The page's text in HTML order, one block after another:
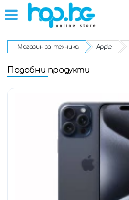
Магазин за техника Apple
Подобни продукти